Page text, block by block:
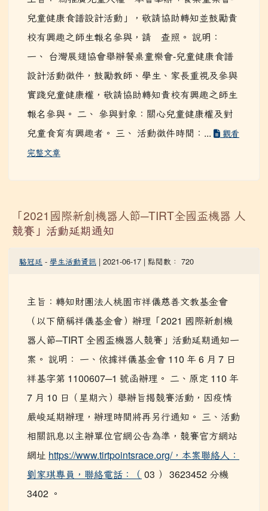
主旨： 為推廣兒童人權，本會舉辦「餐桌童樂會-
兒童健康食譜設計活動」，敬請協助轉知並鼓勵貴
校有興趣之師生報名參與，請 查照。 說明：
一、 台灣展翅協會舉辦餐桌童樂會-兒童健康食譜
設計活動徵件，鼓勵教師、學生、家長重視及參與
實踐兒童健康權，敬請協助轉知貴校有興趣之師生
報名參與。 二、 參與對象：關心兒童健康權及對
兒童食育有興趣者。 三、 活動徵件時間：...
觀看
完整文章
「2021國際新創機器人節─TIRT全國盃機器 人
競賽」活動延期通知
駱冠廷 學生活動資訊 | 2021-06-17 | 點閱數： 720
主旨：轉知財團法人桃園市祥儀慈善文教基金會
（以下簡稱祥儀基金會）辦理「2021 國際新創機
器人節─TIRT 全國盃機器人競賽」活動延期通知一
案。 說明： 一、依據祥儀基金會 110 年 6 月 7 日
祥基字第 1100607─1 號函辦理。 二、原定 110 年
7 月 10 日（星期六）舉辦旨揭競賽活動，因疫情
嚴峻延期辦理，辦理時間將再另行通知。 三、活動
相關訊息以主辦單位官網公告為準，競賽官方網站
網址https://www.tirtpointsrace.org/，本案聯絡人：
劉家琪專員，聯絡電話：（03 ） 3623452 分機
3402 。